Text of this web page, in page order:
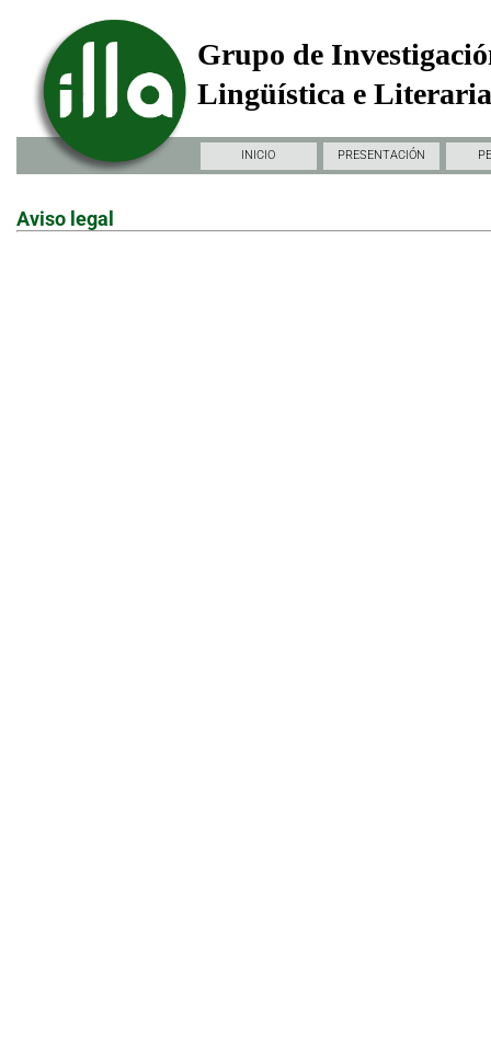
Grupo de
Lingüística e
INICIO PRESENTACIÓN
Aviso legal